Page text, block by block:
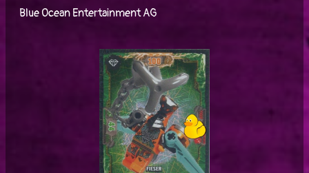
Blue Ocean Entertainment AG
Bildergalerie überspringen